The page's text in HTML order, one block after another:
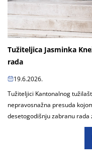
Tužiteljica Jasminka
rada
19.6.2026.
Tužiteljici Kantonalnog
nepravosnažna presuda
desetogodišnju zabranu rada